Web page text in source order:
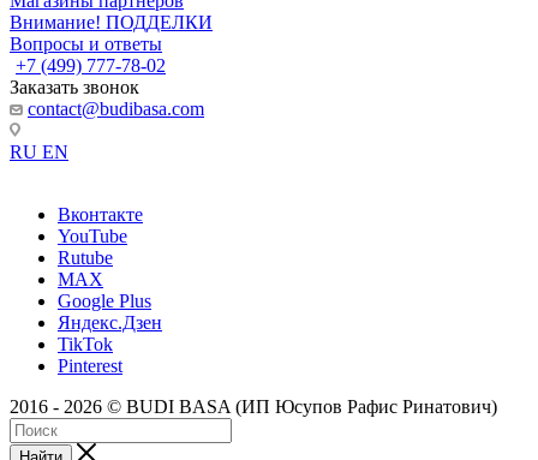
Внимание! ПОДДЕЛКИ
Вопросы и ответы
+7 (499) 777-78-02
Заказать звонок
contact@budibasa.com
RU EN
Вконтакте
YouTube
Rutube
MAX
Google Plus
Яндекс.Дзен
TikTok
Pinterest
2016 - 2026 © BUDI BASA (ИП Юсупов Рафис Ринатович)